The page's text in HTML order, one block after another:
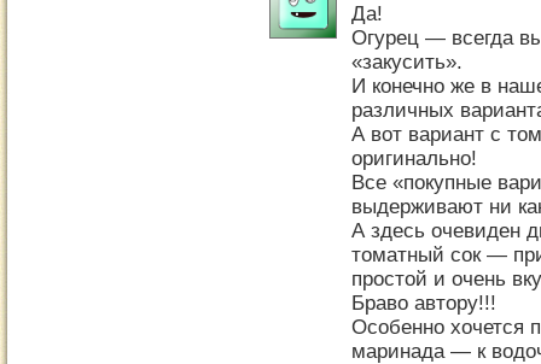
Да!
Огурец — всегда
«закусить».
И конечно же в
различных
А вот вариант с
оригинально!
Все «покупные
выдерживают ни
А здесь очевиден
томатный сок —
простой и очень
Браво автору!!!
Особенно хочется
маринада — к